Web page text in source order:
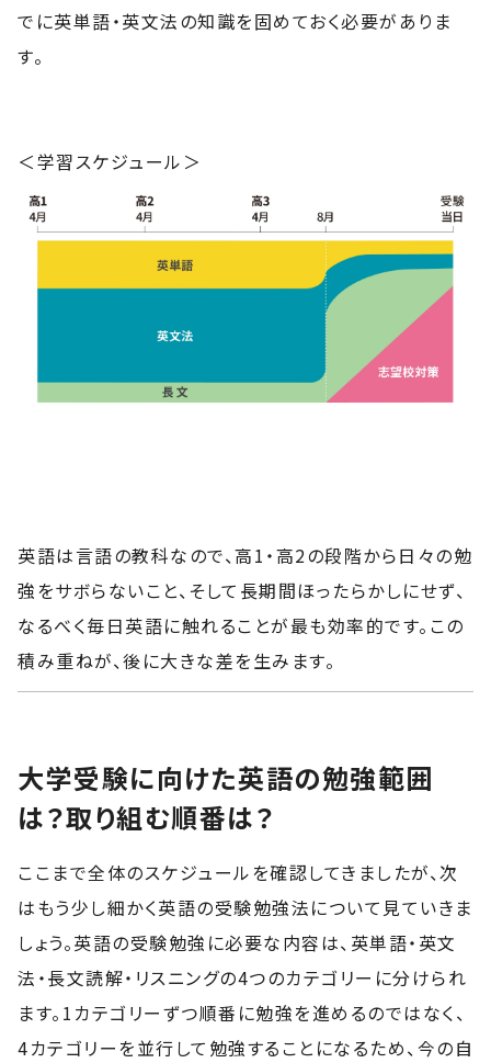
でに英単語・英文法の知識を固めておく必要がありま
す。
＜学習スケジュール＞
英語は言語の教科なので、高1・高2の段階から日々の勉
強をサボらないこと、そして長期間ほったらかしにせず、
なるべく毎日英語に触れることが最も効率的です。この
積み重ねが、後に大きな差を生みます。
大学受験に向けた英語の勉強範囲
は？取り組む順番は？
ここまで全体のスケジュールを確認してきましたが、次
はもう少し細かく英語の受験勉強法について見ていきま
しょう。英語の受験勉強に必要な内容は、英単語・英文
法・長文読解・リスニングの4つのカテゴリーに分けられ
ます。1カテゴリーずつ順番に勉強を進めるのではなく、
4カテゴリーを並行して勉強することになるため、今の自